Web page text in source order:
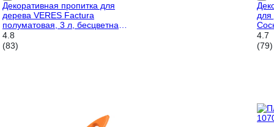
Декоративная пропитка для
дерева VERES Factura
полуматовая, 3 л, бесцветная
262265
4.8
(83)
для
4.7
(79)